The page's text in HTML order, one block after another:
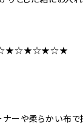
ーや柔らかい布で